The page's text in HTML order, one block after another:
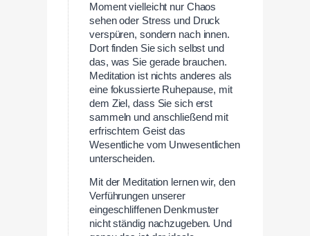
Moment vielleicht nur Chaos
sehen oder Stress und Druck
verspüren, sondern nach innen.
Dort finden Sie sich selbst und
das, was Sie gerade brauchen.
Meditation ist nichts anderes als
eine fokussierte Ruhepause, mit
dem Ziel, dass Sie sich erst
sammeln und anschließend mit
erfrischtem Geist das
Wesentliche vom Unwesentlichen
unterscheiden.
Mit der Meditation lernen wir, den
Verführungen unserer
eingeschliffenen Denkmuster
nicht ständig nachzugeben. Und